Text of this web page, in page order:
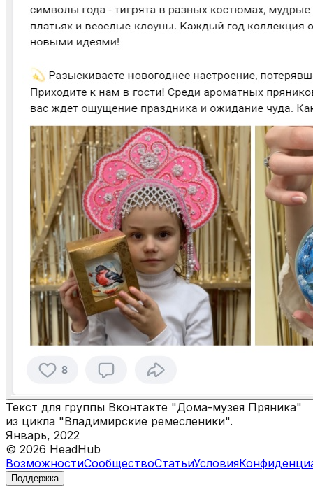
Текст для группы Вконтакте "Дома-музея Пряника"
из цикла "Владимирские ремесленики".
Январь, 2022
© 2026 HeadHub
ВозможностиСообществоСтатьиУсловия
Поддержка